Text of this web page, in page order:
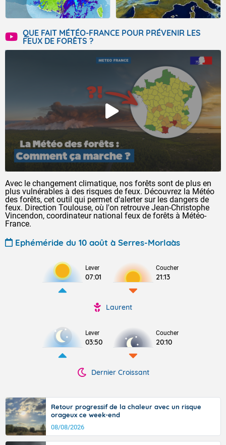
QUE FAIT MÉTÉO-FRANCE POUR PRÉVENIR LES
FEUX DE FORÊTS ?
Avec le changement climatique, nos forêts sont de plus en
plus vulnérables à des risques de feux. Découvrez la Météo
des forêts, cet outil qui permet d'alerter sur les dangers de
feux. Direction Toulouse, où l'on retrouve Jean-Christophe
Vincendon, coordinateur national feux de forêts à Météo-
France.
Ephéméride du 10 août à Serres-Morlaàs
Lever
07:01
Coucher
21:13
Laurent
Lever
03:50
Coucher
20:10
Dernier Croissant
Retour progressif de la chaleur avec un risque
orageux ce week-end
08/08/2026